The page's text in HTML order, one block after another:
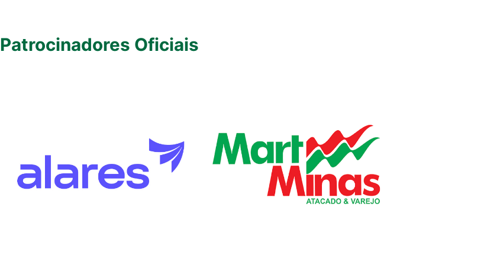
Patrocinadores Oficiais